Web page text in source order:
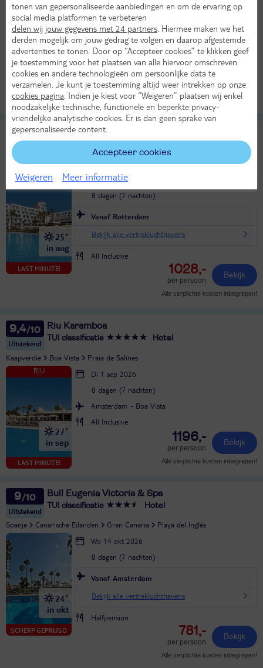
LAST MINUTE!
25°
in aug
Vanaf Amsterdam
Bekijk alle vertrekluchthavens
Logies ontbijt
1225,-
per persoon
Alle verplichte kosten inbegrepen!
9,4
Uitstekend
Riu Buenavista
Spanje Canarische Eilanden Tenerife Playa Paraiso
LAST MINUTE!
25°
in aug
Do 27 aug 2026
8 dagen (7 nachten)
Vanaf Rotterdam
Bekijk alle vertrekluchthavens
All Inclusive
1028,-
per persoon
Bekijk
Alle verplichte kosten inbegrepen!
9,4
Uitstekend
Riu Karamboa
TUI classificatie Hotel
Kaapverdië Boa Vista Praia de Salines
LAST MINUTE!
27°
in sep
Di 1 sep 2026
8 dagen (7 nachten)
Amsterdam - Boa Vista
All Inclusive
1196,-
per persoon
Bekijk
Alle verplichte kosten inbegrepen!
9
Uitstekend
Bull Eugenia Victoria & Spa
TUI classificatie Hotel
Spanje Canarische Eilanden Gran Canaria Playa del Inglés
SCHERP GEPRIJSD
24°
in okt
Wo 14 okt 2026
8 dagen (7 nachten)
Vanaf Amsterdam
Bekijk alle vertrekluchthavens
Halfpension
781,-
per persoon
Bekijk
Alle verplichte kosten inbegrepen!
tonen van gepersonaliseerde aanbiedingen en om de ervaring op
social media platformen te verbeteren
delen wij jouw gegevens met 24 partners . Hiermee maken we het
derden mogelijk om jouw gedrag te volgen en daarop afgestemde
advertenties te tonen. Door op “Accepteer cookies” te klikken geef
je toestemming voor het plaatsen van alle hiervoor omschreven
cookies en andere technologieën om persoonlijke data te
verzamelen. Je kunt je toestemming altijd weer intrekken op onze
cookies pagina . Indien je kiest voor “Weigeren” plaatsen wij enkel
noodzakelijke technische, functionele en beperkte privacy-
vriendelijke analytische cookies. Er is dan geen sprake van
gepersonaliseerde content.
Accepteer cookies
Weigeren Meer informatie